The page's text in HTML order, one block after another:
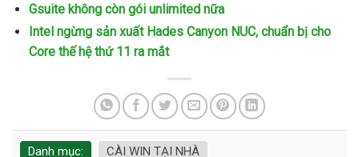
Gsuite không còn gói unlimited nữa
Intel ngừng sản xuất Hades Canyon NUC, chuẩn bị cho
Core thế hệ thứ 11 ra mắt
Danh mục: CÀI WIN TẠI NHÀ